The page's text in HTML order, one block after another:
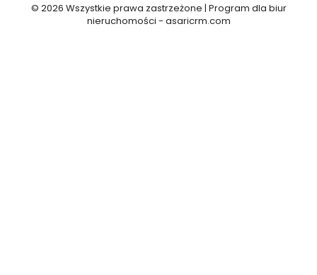
© 2026 Wszystkie prawa zastrzeżone | Program dla biur
nieruchomości - asaricrm.com